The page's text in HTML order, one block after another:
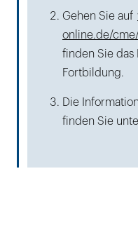
Gehen Sie auf
online.de/
finden Sie das
Fortbildung.
Die
finden Sie